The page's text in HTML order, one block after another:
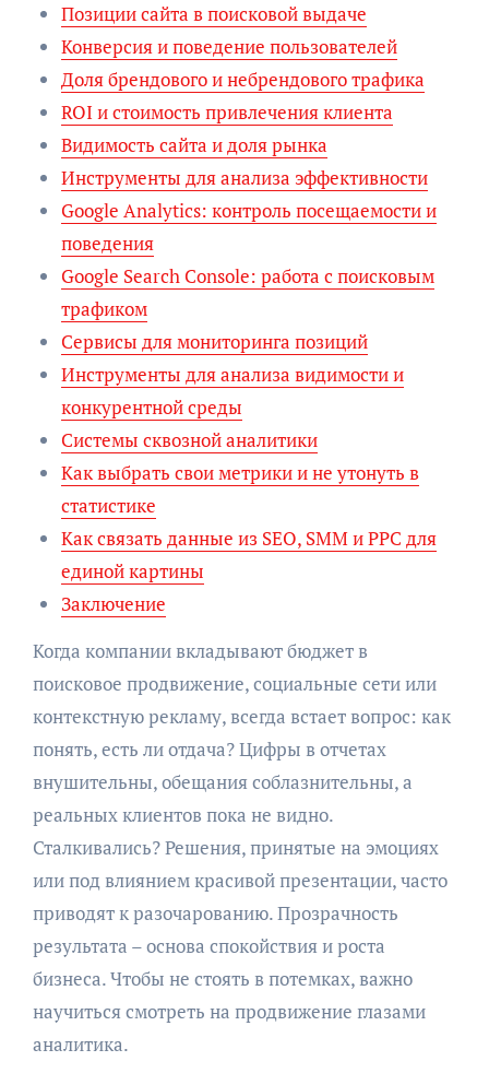
Позиции сайта в поисковой выдаче
Конверсия и поведение пользователей
Доля брендового и небрендового трафика
ROI и стоимость привлечения клиента
Видимость сайта и доля рынка
Инструменты для анализа эффективности
Google Analytics: контроль посещаемости и
поведения
Google Search Console: работа с поисковым
трафиком
Сервисы для мониторинга позиций
Инструменты для анализа видимости и
конкурентной среды
Системы сквозной аналитики
Как выбрать свои метрики и не утонуть в
статистике
Как связать данные из SEO, SMM и PPC для
единой картины
Заключение
Когда компании вкладывают бюджет в
поисковое продвижение, социальные сети или
контекстную рекламу, всегда встает вопрос: как
понять, есть ли отдача? Цифры в отчетах
внушительны, обещания соблазнительны, а
реальных клиентов пока не видно.
Сталкивались? Решения, принятые на эмоциях
или под влиянием красивой презентации, часто
приводят к разочарованию. Прозрачность
результата – основа спокойствия и роста
бизнеса. Чтобы не стоять в потемках, важно
научиться смотреть на продвижение глазами
аналитика.